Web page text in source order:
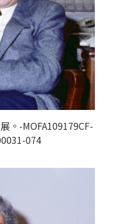
。-MOFA109179CF-
074